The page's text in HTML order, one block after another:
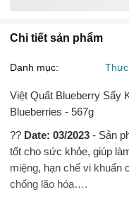
Chi tiết sản phẩm
Danh mục:
Việt Quất Blueberry Sấy
Blueberries - 567g
?? Date: 03/2023 - Sản
tốt cho sức khỏe, giúp
miệng, hạn chế vi khuẩn
chống lão hóa….